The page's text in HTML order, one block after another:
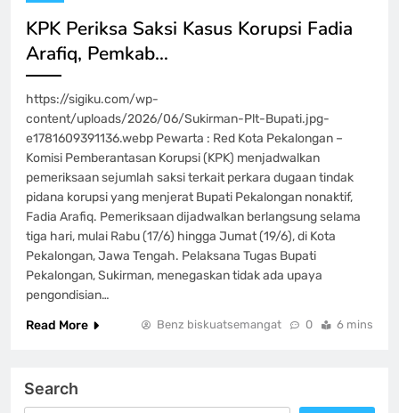
KPK Periksa Saksi Kasus Korupsi Fadia
Arafiq, Pemkab…
https://sigiku.com/wp-
content/uploads/2026/06/Sukirman-Plt-Bupati.jpg-
e1781609391136.webp Pewarta : Red Kota Pekalongan –
Komisi Pemberantasan Korupsi (KPK) menjadwalkan
pemeriksaan sejumlah saksi terkait perkara dugaan tindak
pidana korupsi yang menjerat Bupati Pekalongan nonaktif,
Fadia Arafiq. Pemeriksaan dijadwalkan berlangsung selama
tiga hari, mulai Rabu (17/6) hingga Jumat (19/6), di Kota
Pekalongan, Jawa Tengah. Pelaksana Tugas Bupati
Pekalongan, Sukirman, menegaskan tidak ada upaya
pengondisian…
Read More
Benz biskuatsemangat 0 6 mins
Search